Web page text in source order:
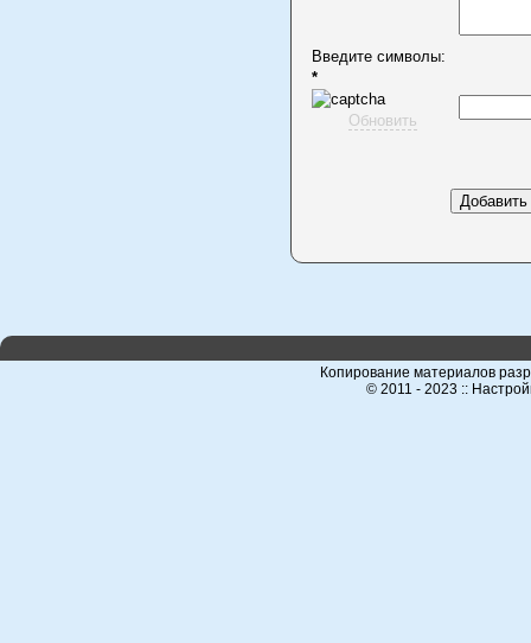
Введите символы:
*
Обновить
Копирование материалов
© 2011 - 2023 ::